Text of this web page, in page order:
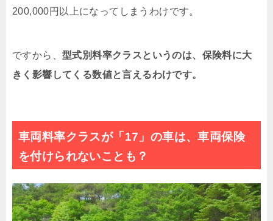
200,000円以上になってしまうわけです。
ですから、 型式別料率クラスというのは、保険料に大
きく影響してくる数値と言えるわけです。
車両料率クラスが「17」の車は、車両保険
を付けられないことも？